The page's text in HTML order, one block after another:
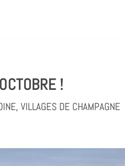
!
, VILLAGES DE CHAMPAGNE